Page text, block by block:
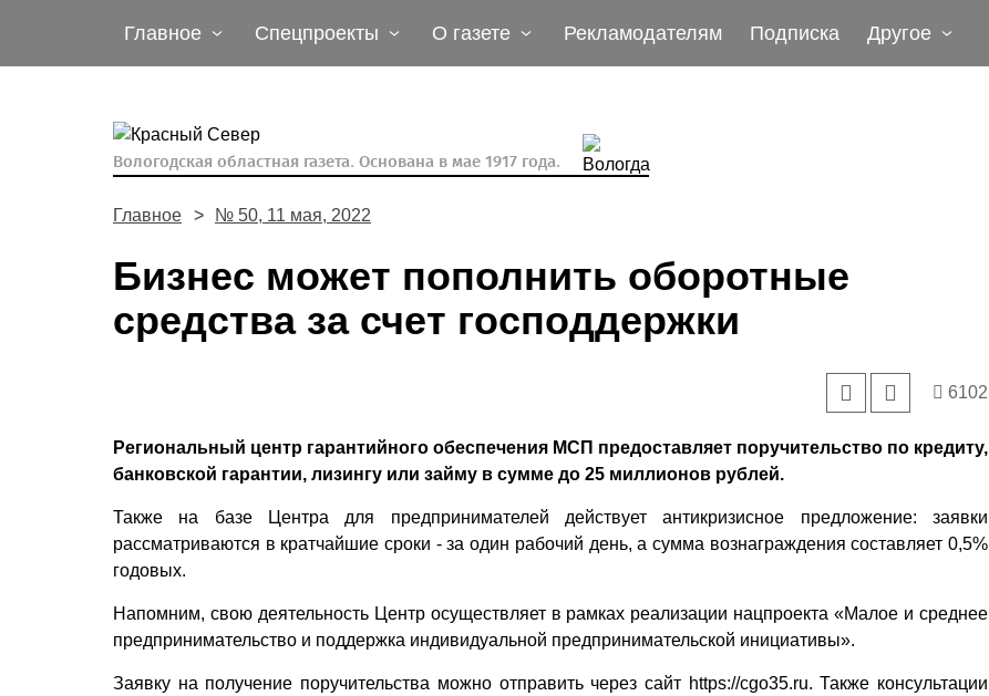
Главное Спецпроекты О газете Рекламодателям Подписка Другое
Вологодская областная газета. Основана в мае 1917 года.
Главное № 50, 11 мая, 2022
Бизнес может пополнить оборотные
средства за счет господдержки
6102
Региональный центр гарантийного обеспечения МСП предоставляет поручительство по кредиту,
банковской гарантии, лизингу или займу в сумме до 25 миллионов рублей.
Также на базе Центра для предпринимателей действует антикризисное предложение: заявки
рассматриваются в кратчайшие сроки - за один рабочий день, а сумма вознаграждения составляет 0,5%
годовых.
Напомним, свою деятельность Центр осуществляет в рамках реализации нацпроекта «Малое и среднее
предпринимательство и поддержка индивидуальной предпринимательской инициативы».
Заявку на получение поручительства можно отправить через сайт https://cgo35.ru. Также консультации